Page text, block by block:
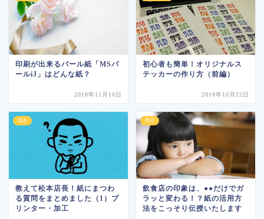
印刷が出来るパール紙「MSパ
ールiJ」はどんな紙？
2018年11月10日
初心者も簡単！オリジナルス
テッカーの作り方（前編）
2018年10月22日
商品
教えて松本店長！紙にまつわ
る質問をまとめました（1）プ
リンター・加工
商品
飲食店の印象は、●●だけでガ
ラッと変わる！？紙の活用方
法をこっそり伝授いたします